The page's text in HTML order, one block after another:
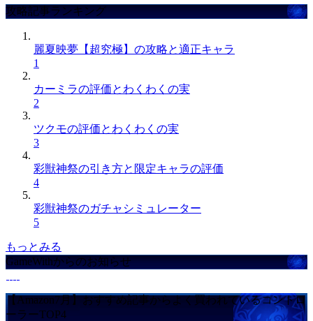
攻略記事ランキング
麗夏映夢【超究極】の攻略と適正キャラ
1
カーミラの評価とわくわくの実
2
ツクモの評価とわくわくの実
3
彩獣神祭の引き方と限定キャラの評価
4
彩獣神祭のガチャシミュレーター
5
もっとみる
GameWithからのお知らせ
【Amazon7月】おすすめ記事からよく買われているコントロ
ーラーTOP4